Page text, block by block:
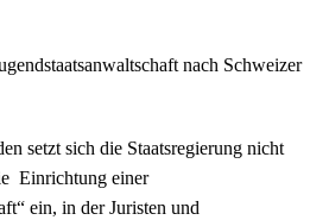
nach Schweizer
setzt sich die Staatsregierung nicht
Einrichtung einer
ein, in der Juristen und